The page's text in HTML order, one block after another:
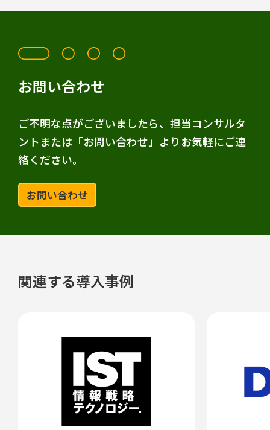
お問い合わせ
ご不明な点がございましたら、担当コンサルタ
ントまたは「お問い合わせ」よりお気軽にご連
絡ください。
お問い合わせ
関連する導入事例